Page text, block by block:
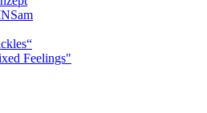
Feelings"